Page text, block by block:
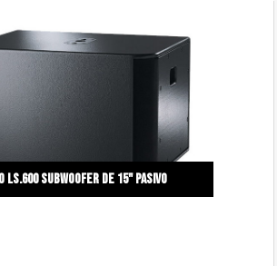
LS.600 Subwoofer de 15" pasivo